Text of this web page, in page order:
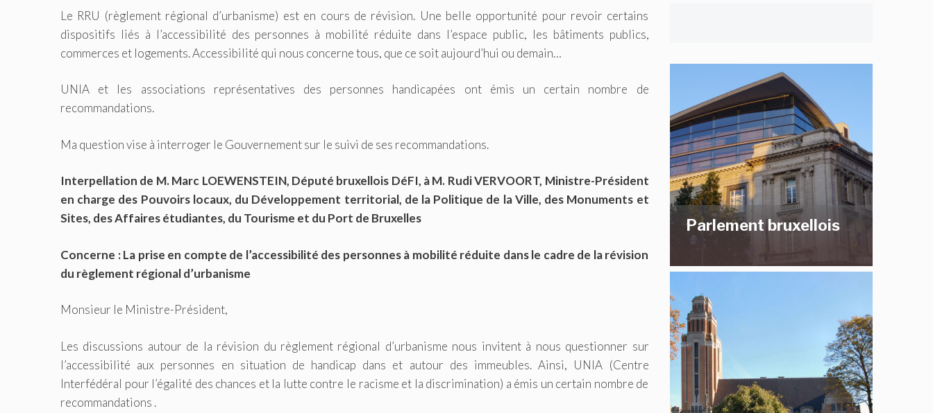
Le RRU (règlement régional d’urbanisme) est en cours de révision. Une belle opportunité pour revoir certains
dispositifs liés à l’accessibilité des personnes à mobilité réduite dans l’espace public, les bâtiments publics,
commerces et logements. Accessibilité qui nous concerne tous, que ce soit aujourd’hui ou demain…
UNIA et les associations représentatives des personnes handicapées ont émis un certain nombre de
recommandations.
Ma question vise à interroger le Gouvernement sur le suivi de ses recommandations.
Interpellation de M. Marc LOEWENSTEIN, Député bruxellois DéFI, à M. Rudi VERVOORT, Ministre-Président
en charge des Pouvoirs locaux, du Développement territorial, de la Politique de la Ville, des Monuments et
Sites, des Affaires étudiantes, du Tourisme et du Port de Bruxelles
Concerne : La prise en compte de l’accessibilité des personnes à mobilité réduite dans le cadre de la révision
du règlement régional d’urbanisme
Monsieur le Ministre-Président,
Les discussions autour de la révision du règlement régional d’urbanisme nous invitent à nous questionner sur
l’accessibilité aux personnes en situation de handicap dans et autour des immeubles. Ainsi, UNIA (Centre
Interfédéral pour l’égalité des chances et la lutte contre le racisme et la discrimination) a émis un certain nombre de
recommandations .
Parlement bruxellois